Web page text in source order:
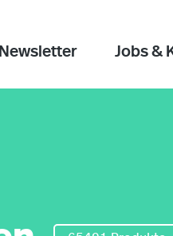
Newsletter Jobs &